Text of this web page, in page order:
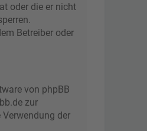
oder die er nicht
Betreiber oder
von phpBB
zur
der